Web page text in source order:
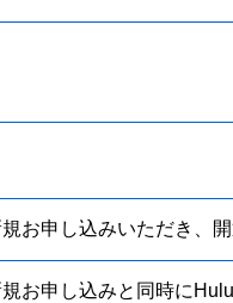
お申し込みいただき、開
お申し込みと同時に